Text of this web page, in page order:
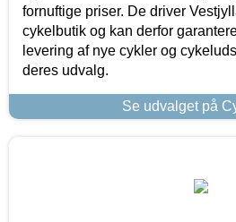
fornuftige priser. De driver
cykelbutik og kan derfor
levering af nye cykler og
deres udvalg.
Se udvalget på